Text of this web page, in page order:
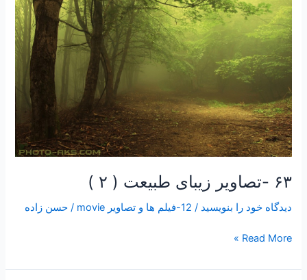
۶۳ -تصاویر زیبای طبیعت ( ۲ )
دیدگاه‌ خود را بنویسید / 12-فیلم ها و تصاویر movie /حسن زاده
طبیعت
(
۲
)
Read More »